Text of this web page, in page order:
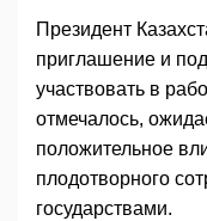
Президент
приглашение и
участвовать в
отмечалось,
положительное
плодотворного
государствами.